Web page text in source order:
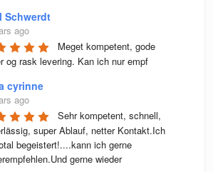
Schwerdt
ago
Meget kompetent, gode
og rask levering. Kan ich nur empf
cyrinne
ago
Sehr kompetent, schnell,
super Ablauf, netter Kontakt.Ich
begeistert!....kann ich gerne
gerne wieder